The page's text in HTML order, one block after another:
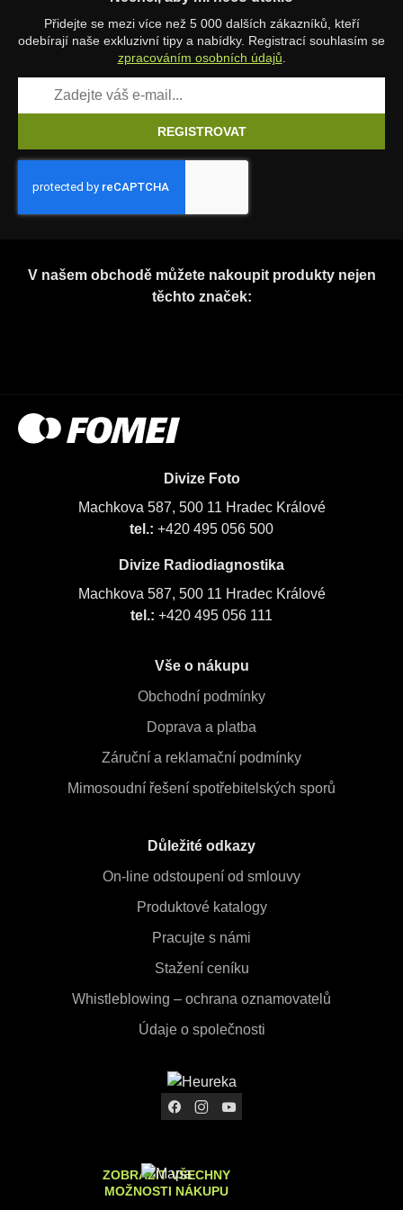
Přidejte se mezi více než 5 000 dalších zákazníků, kteří
odebírají naše exkluzivní tipy a nabídky. Registrací souhlasím se
zpracováním osobních údajů
REGISTROVAT
V našem obchodě můžete nakoupit produkty nejen
těchto značek:
Divize Foto
Machkova 587, 500 11 Hradec Králové
tel.: +420 495 056 500
Divize Radiodiagnostika
Machkova 587, 500 11 Hradec Králové
tel.: +420 495 056 111
Vše o nákupu
Obchodní podmínky
Doprava a platba
Záruční a reklamační podmínky
Mimosoudní řešení spotřebitelských sporů
Důležité odkazy
On-line odstoupení od smlouvy
Produktové katalogy
Pracujte s námi
Stažení ceníku
Whistleblowing – ochrana oznamovatelů
Údaje o společnosti
ZOBRAZIT VŠECHNY
MOŽNOSTI NÁKUPU